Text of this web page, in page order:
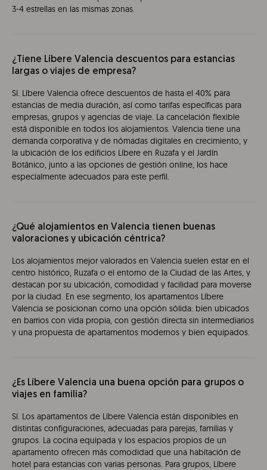
3-4 estrellas en las mismas zonas.
¿Tiene Líbere Valencia descuentos para estancias
largas o viajes de empresa?
Sí. Líbere Valencia ofrece descuentos de hasta el 40% para
estancias de media duración, así como tarifas específicas para
empresas, grupos y agencias de viaje. La cancelación flexible
está disponible en todos los alojamientos. Valencia tiene una
demanda corporativa y de nómadas digitales en crecimiento, y
la ubicación de los edificios Líbere en Ruzafa y el Jardín
Botánico, junto a las opciones de gestión online, los hace
especialmente adecuados para este perfil.
¿Qué alojamientos en Valencia tienen buenas
valoraciones y ubicación céntrica?
Los alojamientos mejor valorados en Valencia suelen estar en el
centro histórico, Ruzafa o el entorno de la Ciudad de las Artes, y
destacan por su ubicación, comodidad y facilidad para moverse
por la ciudad. En ese segmento, los apartamentos Líbere
Valencia se posicionan como una opción sólida: bien ubicados
en barrios con vida propia, con gestión directa sin intermediarios
y una propuesta de apartamentos modernos y bien equipados.
¿Es Líbere Valencia una buena opción para grupos o
viajes en familia?
Sí. Los apartamentos de Líbere Valencia están disponibles en
distintas configuraciones, adecuadas para parejas, familias y
grupos. La cocina equipada y los espacios propios de un
apartamento ofrecen más comodidad que una habitación de
hotel para estancias con varias personas. Para grupos, Líbere